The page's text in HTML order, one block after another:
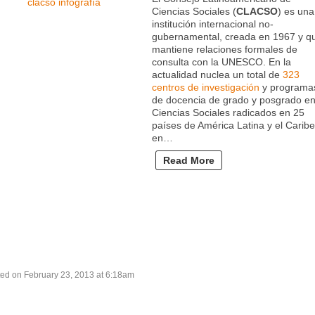
Ciencias Sociales (CLACSO) es una
institución internacional no-
gubernamental, creada en 1967 y
mantiene relaciones formales de
consulta con la UNESCO. En la
actualidad nuclea un total de 323
centros de investigación y
de docencia de grado y posgrado en
Ciencias Sociales radicados en 25
países de América Latina y el
en…
Read More
on February 23, 2013 at 6:18am